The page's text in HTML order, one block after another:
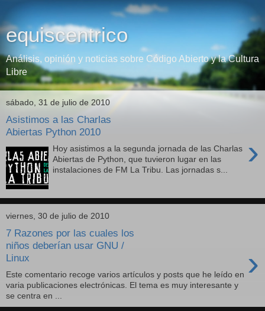
equiscentrico
Análisis, opinión y noticias sobre Código Abierto y la Cultura
Libre
sábado, 31 de julio de 2010
Asistimos a las Charlas
Abiertas Python 2010
›
Hoy asistimos a la segunda jornada de las Charlas
Abiertas de Python, que tuvieron lugar en las
instalaciones de FM La Tribu. Las jornadas s...
viernes, 30 de julio de 2010
7 Razones por las cuales los
niños deberían usar GNU /
Linux
›
Este comentario recoge varios artículos y posts que he leído en
varia publicaciones electrónicas. El tema es muy interesante y
se centra en ...